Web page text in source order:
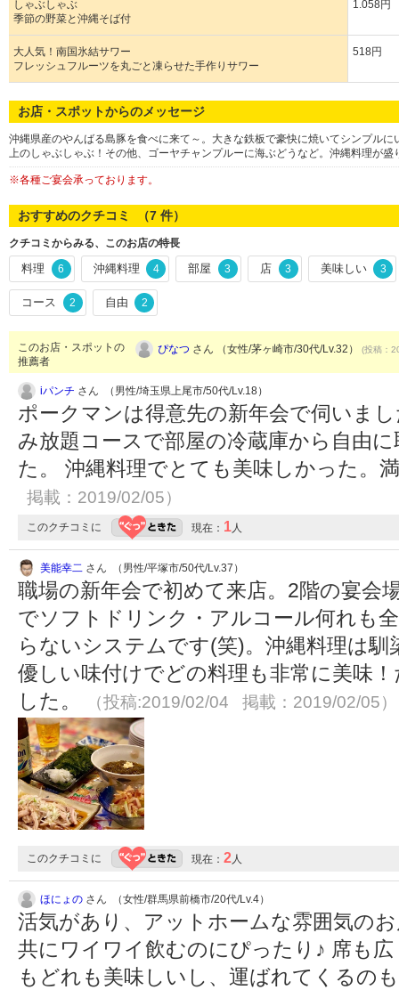
しゃぶしゃぶ
季節の野菜と沖縄そば付
1.058円
大人気！南国氷結サワー
フレッシュフルーツを丸ごと凍らせた手作りサワー
518円
お店・スポットからのメッセージ
沖縄県産のやんばる島豚を食べに来て～。大きな鉄板で豪快に焼いてシンプル
上のしゃぶしゃぶ！その他、ゴーヤチャンプルーに海ぶどうなど。沖縄料理が
※各種ご宴会承っております。
おすすめのクチコミ （7 件）
クチコミからみる、このお店の特長
料理 6 沖縄料理 4 部屋 3 店 3 美味しい 3
コース 2 自由 2
このお店・スポットの
推薦者
ぴなつ さん （女性/茅ヶ崎市/30代/Lv.32） (投稿：
iパンチ さん （男性/埼玉県上尾市/50代/Lv.18）
ポークマンは得意先の新年会で伺いま
み放題コースで部屋の冷蔵庫から自由
た。 沖縄料理でとても美味しかった。
掲載：2019/02/05）
このクチコミに 現在： 1人
美能幸二 さん （男性/平塚市/50代/Lv.37）
職場の新年会で初めて来店。2階の宴会
でソフトドリンク・アルコール何れも
らないシステムです(笑)。沖縄料理は
優しい味付けでどの料理も非常に美味
した。
（投稿:2019/02/04 掲載：2019/02/05）
このクチコミに 現在： 2人
ほにょの さん （女性/群馬県前橋市/20代/Lv.4）
活気があり、アットホームな雰囲気の
共にワイワイ飲むのにぴったり♪ 席も
もどれも美味しいし、運ばれてくるの